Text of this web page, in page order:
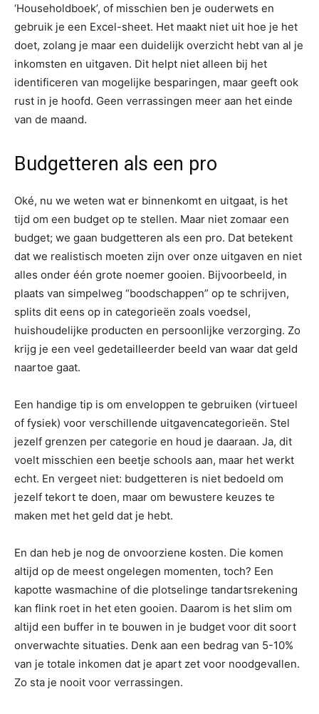
‘Householdboek’, of misschien ben je ouderwets en
gebruik je een Excel-sheet. Het maakt niet uit hoe je het
doet, zolang je maar een duidelijk overzicht hebt van al je
inkomsten en uitgaven. Dit helpt niet alleen bij het
identificeren van mogelijke besparingen, maar geeft ook
rust in je hoofd. Geen verrassingen meer aan het einde
van de maand.
Budgetteren als een pro
Oké, nu we weten wat er binnenkomt en uitgaat, is het
tijd om een budget op te stellen. Maar niet zomaar een
budget; we gaan budgetteren als een pro. Dat betekent
dat we realistisch moeten zijn over onze uitgaven en niet
alles onder één grote noemer gooien. Bijvoorbeeld, in
plaats van simpelweg “boodschappen” op te schrijven,
splits dit eens op in categorieën zoals voedsel,
huishoudelijke producten en persoonlijke verzorging. Zo
krijg je een veel gedetailleerder beeld van waar dat geld
naartoe gaat.
Een handige tip is om enveloppen te gebruiken (virtueel
of fysiek) voor verschillende uitgavencategorieën. Stel
jezelf grenzen per categorie en houd je daaraan. Ja, dit
voelt misschien een beetje schools aan, maar het werkt
echt. En vergeet niet: budgetteren is niet bedoeld om
jezelf tekort te doen, maar om bewustere keuzes te
maken met het geld dat je hebt.
En dan heb je nog de onvoorziene kosten. Die komen
altijd op de meest ongelegen momenten, toch? Een
kapotte wasmachine of die plotselinge tandartsrekening
kan flink roet in het eten gooien. Daarom is het slim om
altijd een buffer in te bouwen in je budget voor dit soort
onverwachte situaties. Denk aan een bedrag van 5-10%
van je totale inkomen dat je apart zet voor noodgevallen.
Zo sta je nooit voor verrassingen.